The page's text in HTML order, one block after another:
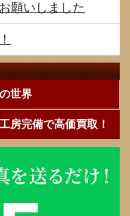
願いしました
世界
房完備で高価買取！